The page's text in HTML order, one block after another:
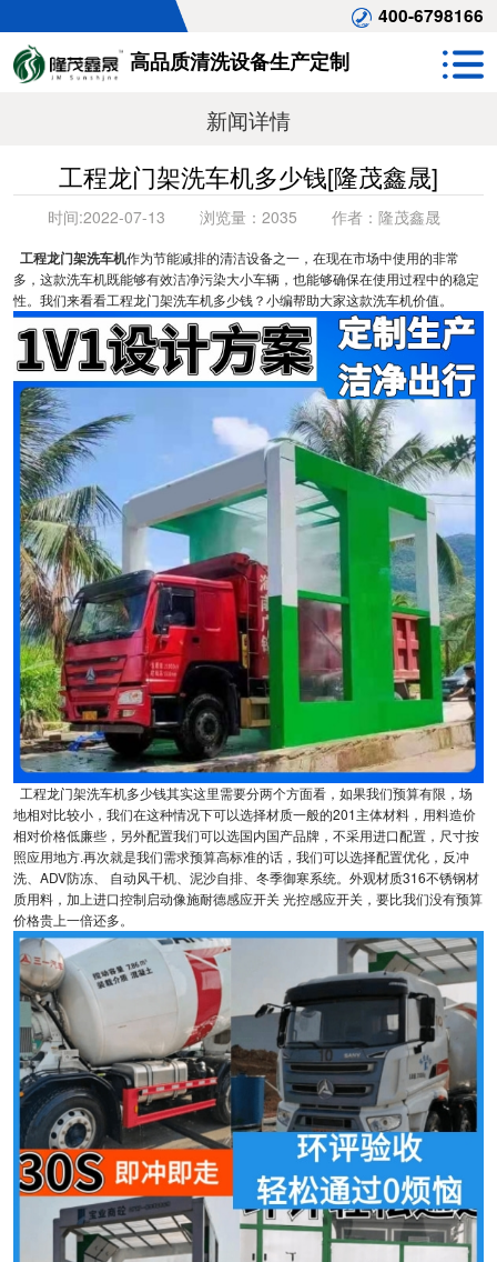
400-6798166
高品质清洗设备生产定制
新闻详情
工程龙门架洗车机多少钱[隆茂鑫晟]
时间:2022-07-13 浏览量： 2035 作者： 隆茂鑫晟
工程龙门架洗车机作为节能减排的清洁设备之一，在现在市场中使用的非常
多，这款洗车机既能够有效洁净污染大小车辆，也能够确保在使用过程中的稳定
性。我们来看看工程龙门架洗车机多少钱？小编帮助大家这款洗车机价值。
工程龙门架洗车机多少钱其实这里需要分两个方面看，如果我们预算有限，场
地相对比较小，我们在这种情况下可以选择材质一般的201主体材料，用料造价
相对价格低廉些，另外配置我们可以选国内国产品牌，不采用进口配置，尺寸按
照应用地方.再次就是我们需求预算高标准的话，我们可以选择配置优化，反冲
洗、ADV防冻、 自动风干机、泥沙自排、冬季御寒系统。外观材质316不锈钢材
质用料，加上进口控制启动像施耐德感应开关 光控感应开关，要比我们没有预算
价格贵上一倍还多。